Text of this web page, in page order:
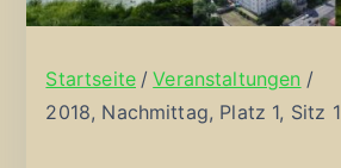
Startseite
Veranstaltungen
2018, Nachmittag, Platz 1, Sitz 1